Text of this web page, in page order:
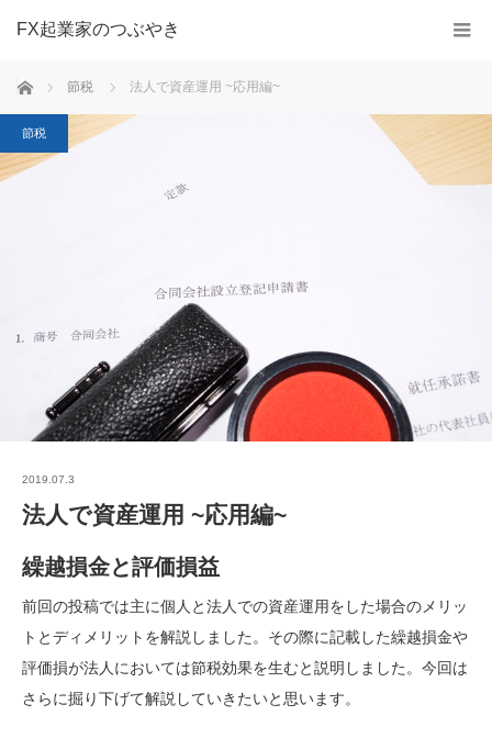
FX起業家のつぶやき
ホーム 節税 法人で資産運用 ~応用編~
節税
2019.07.3
法人で資産運用 ~応用編~
繰越損金と評価損益
前回の投稿では主に個人と法人での資産運用をした場合のメリッ
トとディメリットを解説しました。その際に記載した繰越損金や
評価損が法人においては節税効果を生むと説明しました。今回は
さらに掘り下げて解説していきたいと思います。